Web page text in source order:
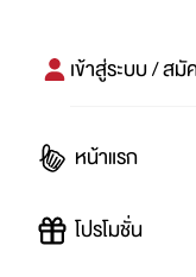
เข้าสู่ระบบ / ส
หน้าแรก
โปรโมชั่น
#
ปันโปร PUNPRO ที่ 1